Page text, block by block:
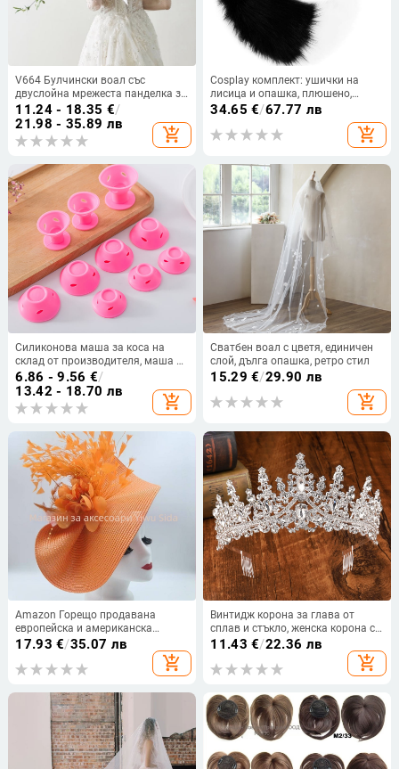
V664 Булчински воал със
двуслойна мрежеста панделка за
глава
11.24 - 18.35 €/
21.98 - 35.89 лв
add_shopping_cart
Cosplay комплект: ушички на
лисица и опашка, плюшено,
ръчна изработка, унисекс, сладък
34.65 €/67.77 лв
add_shopping_cart
Силиконова маша за коса на
склад от производителя, маша за
коса Bell, маша за коса тип „гъба“,
маша за коса тип „мързелив сън“,
същия стил
6.86 - 9.56 €/
13.42 - 18.70 лв
add_shopping_cart
Сватбен воал с цветя, единичен
слой, дълга опашка, ретро стил
15.29 €/29.90 лв
add_shopping_cart
Amazon Горещо продавана
европейска и американска
цилиндър шапка преувеличена
цветна сламена шапка с пера
Темперамент на знаменитости за
Булчинска лента за глава
17.93 €/35.07 лв
add_shopping_cart
Винтидж корона за глава от
сплав и стъкло, женска корона с
бели кристали,
11.43 €/22.36 лв
add_shopping_cart